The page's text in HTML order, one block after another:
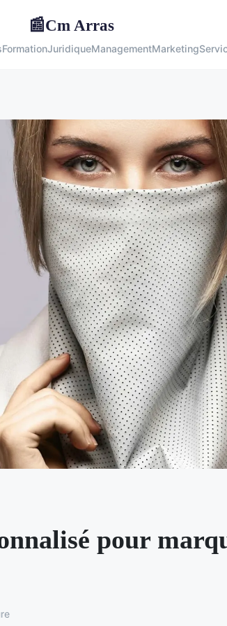
📰Cm Arras
FormationJuridiqueManagementMarketing
pour